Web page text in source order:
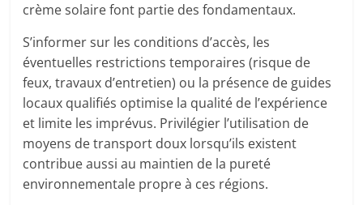
crème solaire font partie des fondamentaux.
S’informer sur les conditions d’accès, les
éventuelles restrictions temporaires (risque de
feux, travaux d’entretien) ou la présence de guides
locaux qualifiés optimise la qualité de l’expérience
et limite les imprévus. Privilégier l’utilisation de
moyens de transport doux lorsqu’ils existent
contribue aussi au maintien de la pureté
environnementale propre à ces régions.